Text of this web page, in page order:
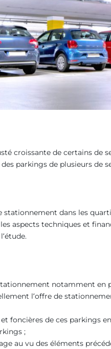
croissante de certains de
parkings de plusieurs de
dans les
aspects techniques et
notamment
l’offre de
foncières de ces parkings
;
au vu des éléments